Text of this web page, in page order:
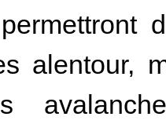
alentour,